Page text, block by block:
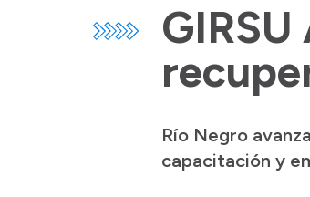
Río Negro
capacitación y